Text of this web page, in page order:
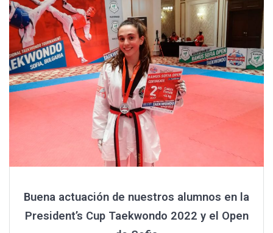
Buena actuación de nuestros alumnos en la
President’s Cup Taekwondo 2022 y el Open